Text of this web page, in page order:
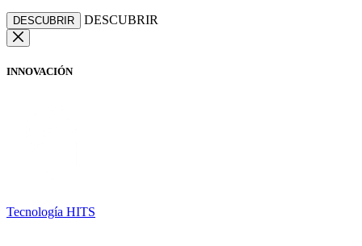
DESCUBRIR DESCUBRIR
INNOVACIÓN
Tecnología HITS